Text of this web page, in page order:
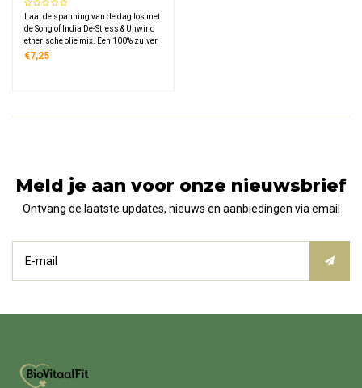
Stress & Unwind
Laat de spanning van de dag los met
de Song of India De-Stress & Unwind
etherische olie mix. Een 100% zuiver
blend van rozemarijn, heilige
€7,25
Meld je aan voor onze nieuwsbrief
Ontvang de laatste updates, nieuws en aanbiedingen via email